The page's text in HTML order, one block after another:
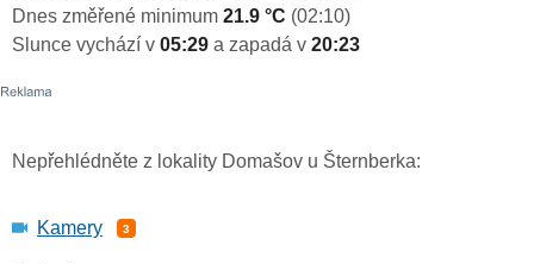
Dnes změřené minimum 21.9 °C (02:10)
Slunce vychází v 05:29 a zapadá v 20:23
Nepřehlédněte z lokality Domašov u Šternberka:
Kamery 3